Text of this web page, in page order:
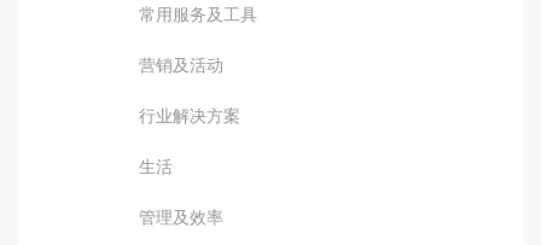
常用服务及工具
营销及活动
行业解决方案
生活
管理及效率